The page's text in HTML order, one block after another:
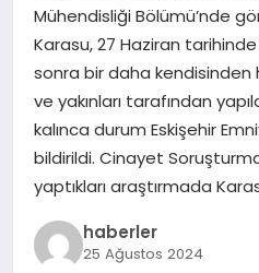
MAGAZIN
EĞITIM
Mühendisliği Bölümü’nde
Karasu, 27 Haziran
sonra bir daha kendisinden
ve yakınları tarafından
kalınca durum Eskişehir
bildirildi. Cinayet
yaptıkları araştırmada
haberler
25 Ağustos 2024